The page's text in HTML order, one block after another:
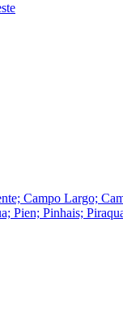
Campo Largo;
Pien; Pinhais;